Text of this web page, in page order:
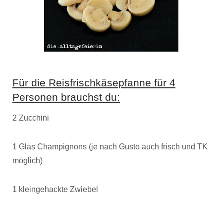
Für die Reisfrischkäsepfanne für 4
Personen brauchst du:
2 Zucchini
1 Glas Champignons (je nach Gusto auch frisch und TK
möglich)
1 kleingehackte Zwiebel